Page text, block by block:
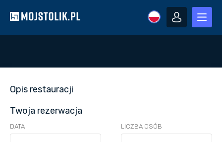
Opis restauracji
Twoja rezerwacja
DATA LICZBA OSÓB